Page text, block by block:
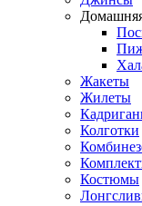
Жакеты
Жилеты
Колготки
Костюмы